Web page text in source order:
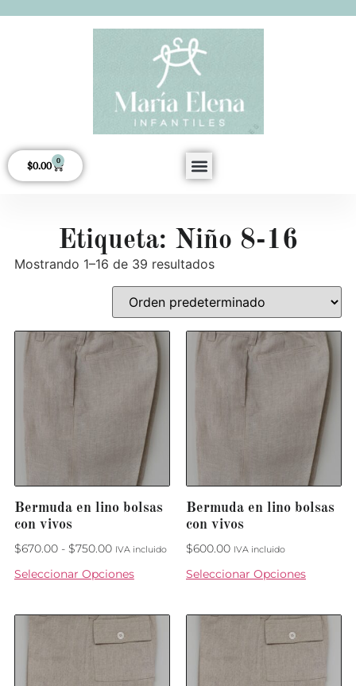
$0.00 0
Etiqueta: Niño 8-16
Mostrando 1–16 de 39 resultados
Bermuda en lino bolsas
con vivos
$670.00 - $750.00 IVA incluido
Seleccionar Opciones
Bermuda en lino bolsas
con vivos
$600.00 IVA incluido
Seleccionar Opciones